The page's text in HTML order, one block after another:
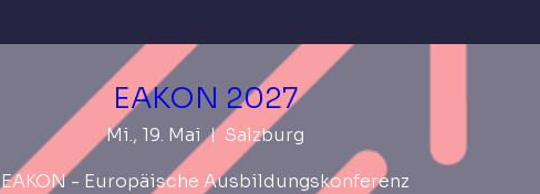
EAKON 2027
Mi., 19. Mai
Salzburg
EAKON - Europäische Ausbildungskonferenz